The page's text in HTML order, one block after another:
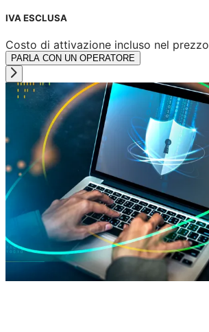
IVA ESCLUSA
Costo di attivazione incluso nel prezzo
PARLA CON UN OPERATORE